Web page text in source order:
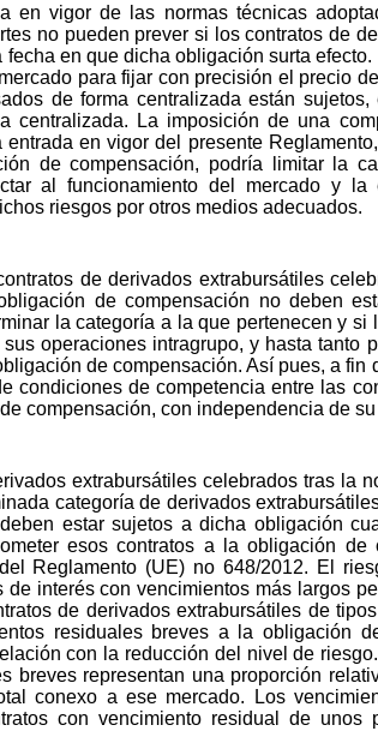
en vigor de las normas técnicas
no pueden prever si los contratos de
en que dicha obligación surta
para fijar con precisión el precio
de forma centralizada están
centralizada. La imposición de una
en vigor del presente
de compensación, podría limitar la
al funcionamiento del mercado y
riesgos por otros medios adecuados.
de derivados extrabursátiles
de compensación no deben
la categoría a la que pertenecen y
operaciones intragrupo, y hasta
de compensación. Así pues, a
condiciones de competencia entre las
compensación, con independencia de
extrabursátiles celebrados tras la
categoría de derivados
estar sujetos a dicha obligación
esos contratos a la obligación
Reglamento (UE) no 648/2012. El
de interés con vencimientos más largos
de derivados extrabursátiles de
residuales breves a la obligación
con la reducción del nivel de
breves representan una proporción
conexo a ese mercado. Los
con vencimiento residual de